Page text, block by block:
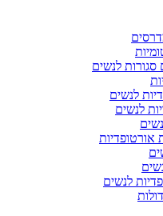
סגורות לנשים
לנשים
לנשים
אורטופדיות
לנשים